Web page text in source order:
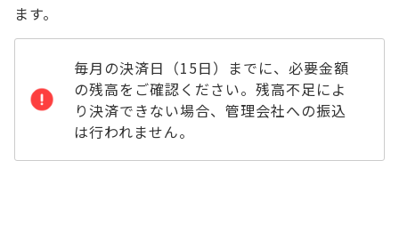
ます。
毎月の決済日（15日）までに、必要金額
の残高をご確認ください。残高不足によ
り決済できない場合、管理会社への振込
は行われません。